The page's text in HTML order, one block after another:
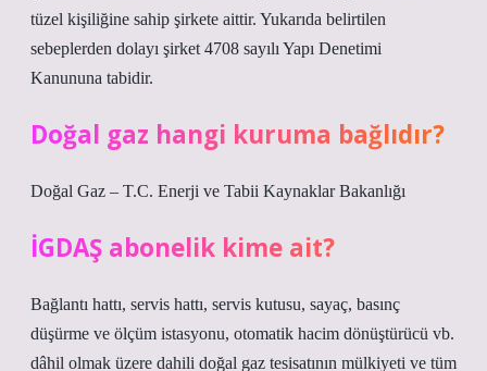
tüzel kişiliğine sahip şirkete aittir. Yukarıda belirtilen
sebeplerden dolayı şirket 4708 sayılı Yapı Denetimi
Kanununa tabidir.
Doğal gaz hangi kuruma bağlıdır?
Doğal Gaz – T.C. Enerji ve Tabii Kaynaklar Bakanlığı
İGDAŞ abonelik kime ait?
Bağlantı hattı, servis hattı, servis kutusu, sayaç, basınç
düşürme ve ölçüm istasyonu, otomatik hacim dönüştürücü vb.
dâhil olmak üzere dahili doğal gaz tesisatının mülkiyeti ve tüm